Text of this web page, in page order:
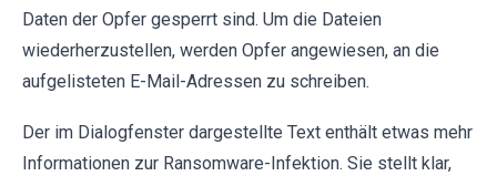
Daten der Opfer gesperrt sind. Um die Dateien
wiederherzustellen, werden Opfer angewiesen, an die
aufgelisteten E-Mail-Adressen zu schreiben.
Der im Dialogfenster dargestellte Text enthält etwas mehr
Informationen zur Ransomware-Infektion. Sie stellt klar,